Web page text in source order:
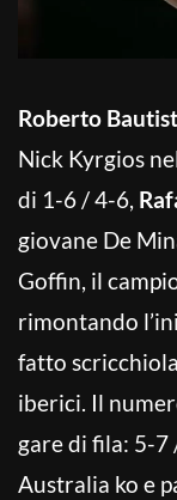
Roberto
Nick Kyrgios
di 1-6 / 4-6,
giovane De
Goffin, il
rimontando
fatto
iberici. Il
gare di fila: 5-7
Australia ko e